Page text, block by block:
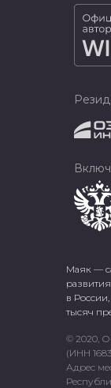
Маяк —
в
тысяч
© 2020,
(ИНН
Адрес